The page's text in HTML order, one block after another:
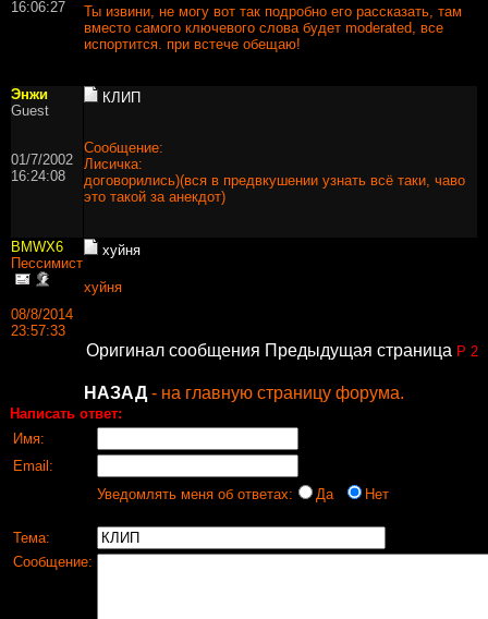
16:06:27
Ты извини, не могу вот так подробно его рассказать, там
вместо самого ключевого слова будет moderated, все
испортится. при встече обещаю!
Энжи
Guest
01/7/2002
16:24:08
КЛИП
Сообщение:
Лисичка:
договорились)(вся в предвкушении узнать всё таки, чаво
это такой за анекдот)
BMWX6
Пессимист
08/8/2014
23:57:33
хуйня
хуйня
Оригинал сообщения Предыдущая страница P 2
НАЗАД- на главную страницу форума.
Написать ответ:
Имя:
Email:
Уведомлять меня об ответах:
Да Нет
Тема:
Сообщение: